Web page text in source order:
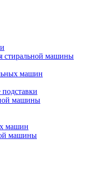
стиральной машины
машин
машины
машин
машины